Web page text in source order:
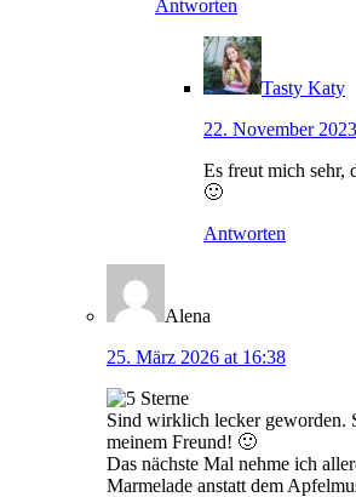
Antworten
Tasty Katy
22. November
Es freut mich sehr,
🙂
Antworten
Alena
25. März 2026 at 16:38
Sind wirklich lecker geworden.
meinem Freund! 🙂
Das nächste Mal nehme ich
Marmelade anstatt dem